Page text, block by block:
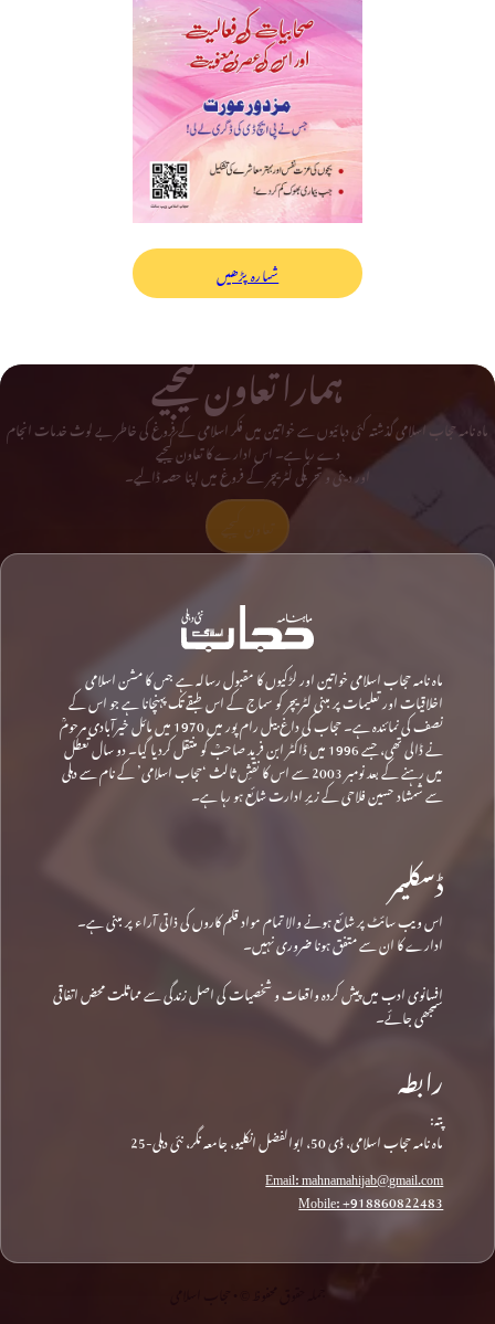
شمارہ پڑھیں
ہمارا تعاون کیجیے
ماہ نامہ حجاب اسلامی گذشتہ کئی دہائیوں سے خواتین میں فکر اسلامی کے فروغ کی خاطر بے لوث خدمات انجام
دے رہا ہے۔ اس ادارے کا تعاون کیجیے
اور دینی و تحریکی لٹریچر کے فروغ میں اپنا حصہ ڈالیے۔
ماہ نامہ حجاب اسلامی خواتین اور لڑکیوں کا مقبول رسالہ ہے جس کا مشن اسلامی
اخلاقیات اور تعلیمات پر مبنی لٹریچر کو سماج کے اس طبقے تک پہنچانا ہے جو اس کے
نصف کی نمائندہ ہے۔ حجاب کی داغ بیل رام پور میں 1970 میں مائل خیرآبادی مرحومؒ
نے ڈالی تھی، جسے 1996 میں ڈاکٹر ابن فرید صاحبؒ کو منتقل کردیا گیا۔ دو سال تعطل
میں رہنے کے بعد نومبر 2003 سے اس کا نقشِ ثالث ‘حجاب اسلامی’ کے نام سے دہلی
سے شمشاد حسین فلاحی کے زیرِ ادارت شائع ہو رہا ہے۔
ڈسکلیمر
اس ویب سائٹ پر شائع ہونے والا تمام مواد قلم کاروں کی ذاتی آراء پر مبنی ہے۔
ادارے کا ان سے متفق ہونا ضروری نہیں۔
افسانوی ادب میں پیش کردہ واقعات و شخصیات کی اصل زندگی سے مماثلت محض اتفاقی
سمجھی جائے۔
رابطہ
پتہ:
ماہ نامہ حجاب اسلامی، ڈی 50، ابوالفضل انکلیو، جامعہ نگر، نئی دہلی-25
Email: mahnamahijab@gmail.com
Mobile: +918860822483